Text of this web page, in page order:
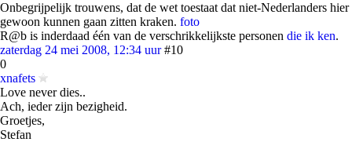
Onbegrijpelijk trouwens, dat de wet toestaat dat niet-Nederlanders hier
gewoon kunnen gaan zitten kraken. foto
R@b is inderdaad één van de verschrikkelijkste personen die ik ken.
zaterdag 24 mei 2008, 12:34 uur #10
0
xnafets
Love never dies..
Ach, ieder zijn bezigheid.
Groetjes,
Stefan